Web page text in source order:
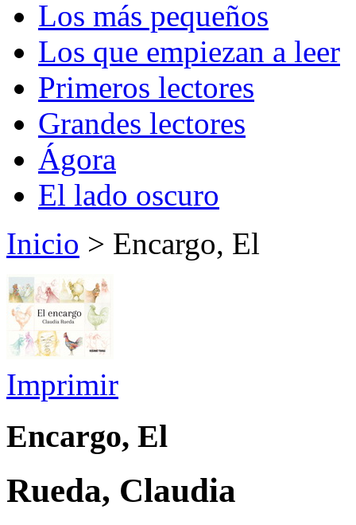
Los más pequeños
Los que empiezan a leer
Primeros lectores
Grandes lectores
Ágora
El lado oscuro
Inicio > Encargo, El
Imprimir
Encargo, El
Rueda, Claudia